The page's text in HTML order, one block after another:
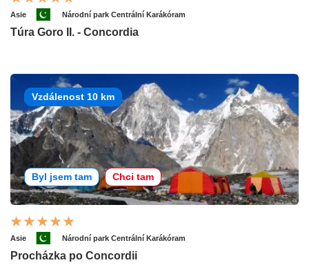
Asie Národní park Centrální Karákóram
Túra Goro II. - Concordia
Vzdálenost 10 km
Byl jsem tam Chci tam
Asie Národní park Centrální Karákóram
Procházka po Concordii